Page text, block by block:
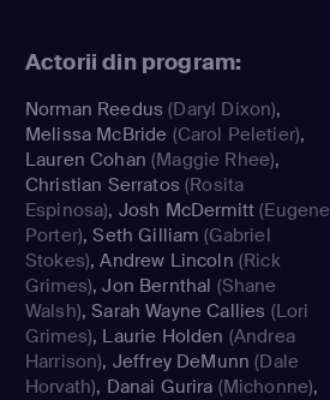
Actorii din program:
Norman Reedus (Daryl Dixon),
Melissa McBride (Carol Peletier),
Lauren Cohan (Maggie Rhee),
Christian Serratos (Rosita
Espinosa), Josh McDermitt (Eugene
Porter),Seth Gilliam (Gabriel
Stokes),Andrew Lincoln (Rick
Grimes),Jon Bernthal (Shane
Walsh),Sarah Wayne Callies (Lori
Grimes), Laurie Holden (Andrea
Harrison), Jeffrey DeMunn (Dale
Horvath), Danai Gurira (Michonne),